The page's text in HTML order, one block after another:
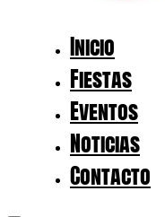
Inicio
Fiestas
Eventos
Noticias
Contacto